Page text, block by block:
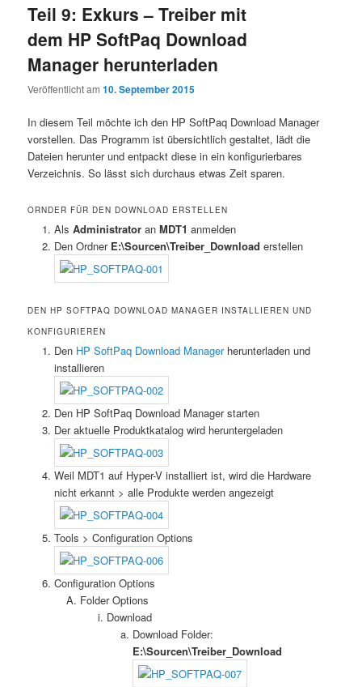
Teil 9: Exkurs – Treiber mit
dem HP SoftPaq Download
Manager herunterladen
Veröffentlicht am10. September 2015
In diesem Teil möchte ich den HP SoftPaq Download Manager
vorstellen. Das Programm ist übersichtlich gestaltet, lädt die
Dateien herunter und entpackt diese in ein konfigurierbares
Verzeichnis. So lässt sich durchaus etwas Zeit sparen.
ORNDER FÜR DEN DOWNLOAD ERSTELLEN
Als Administratoran MDT1 anmelden
Den Ordner E:\Sourcen\Treiber_Download erstellen
DEN HP SOFTPAQ DOWNLOAD MANAGER INSTALLIEREN UND
KONFIGURIEREN
Den HP SoftPaq Download Managerherunterladen und
installieren
Den HP SoftPaq Download Manager starten
Der aktuelle Produktkatalog wird heruntergeladen
Weil MDT1 auf Hyper-V installiert ist, wird die Hardware
nicht erkannt > alle Produkte werden angezeigt
Tools > Configuration Options
Configuration Options
Folder Options
Download
Download Folder:
E:\Sourcen\Treiber_Download